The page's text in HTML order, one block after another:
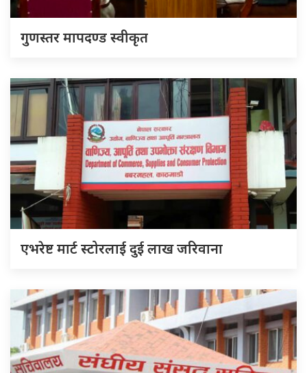
गुणस्तर मापदण्ड स्वीकृत
एभरेष्ट मार्ट स्टोरलाई दुई लाख जरिवाना